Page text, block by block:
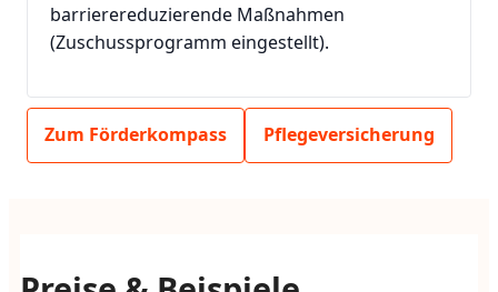
barrierereduzierende Maßnahmen
(Zuschussprogramm eingestellt).
Zum Förderkompass Pflegeversicherung